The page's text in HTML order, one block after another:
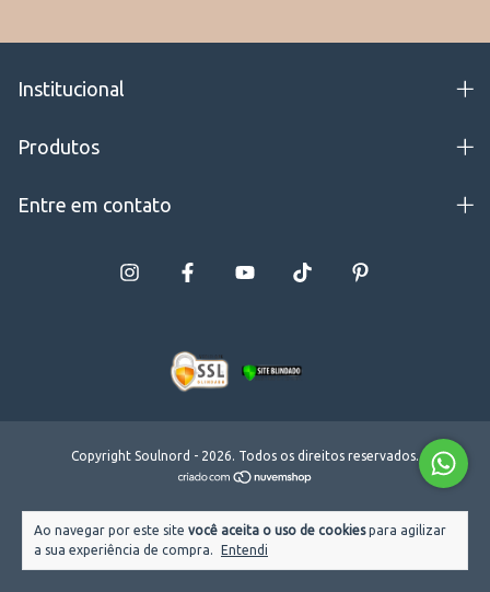
Ao navegar por este site você aceita o uso de cookiespara agilizar
a sua experiência de compra.
Entendi
Institucional
Produtos
Entre em contato
Copyright Soulnord - 2026. Todos os direitos reservados.